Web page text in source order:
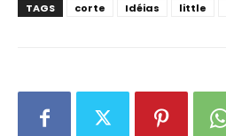
TAGS corte Idéias little